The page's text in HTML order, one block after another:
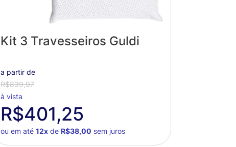
Kit 3 Travesseiros Guldi
a partir de
R$839,97
à vista
R$401,25
ou em até 12x de R$38,00 sem juros